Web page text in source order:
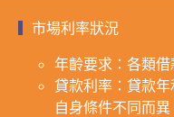
市場利率狀況
年齡要求：各類借
貸款利率：貸款
自身條件不同而